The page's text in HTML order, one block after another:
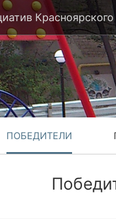
Красноярского
ПОБЕДИТЕЛИ